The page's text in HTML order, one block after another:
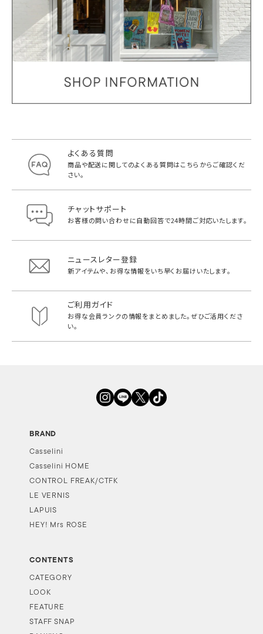
よくある質問
商品や配送に関してのよくある質問はこちらからご確認くだ
さい。
チャットサポート
お客様の問い合わせに自動回答で24時間ご対応いたします。
ニュースレター登録
新アイテムや、お得な情報をいち早く お届けいたします。
ご利用ガイド
お得な会員ランクの情報をまとめました。ぜひご活用くださ
い。
BRAND
Casselini
Casselini HOME
CONTROL FREAK/CTFK
LE VERNIS
LAPUIS
HEY! Mrs ROSE
CONTENTS
CATEGORY
LOOK
FEATURE
STAFF SNAP